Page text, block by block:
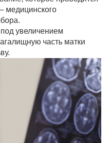
медицинского
увеличением
часть матки